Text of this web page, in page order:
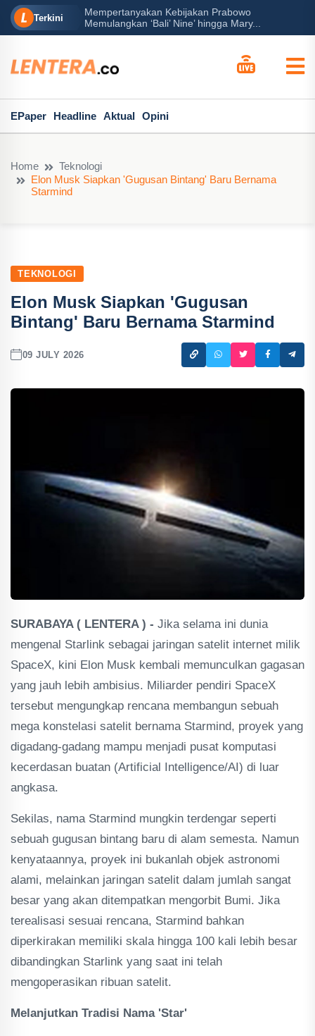
Terkini
Mempertanyakan Kebijakan Prabowo
Memulangkan ‘Bali’ Nine’ hingga Mary...
EPaper Headline Aktual Opini
Home
Teknologi
Elon Musk Siapkan 'Gugusan Bintang' Baru Bernama
Starmind
TEKNOLOGI
Elon Musk Siapkan 'Gugusan
Bintang' Baru Bernama Starmind
09 JULY 2026
SURABAYA ( LENTERA ) - Jika selama ini dunia
mengenal Starlink sebagai jaringan satelit internet milik
SpaceX, kini Elon Musk kembali memunculkan gagasan
yang jauh lebih ambisius. Miliarder pendiri SpaceX
tersebut mengungkap rencana membangun sebuah
mega konstelasi satelit bernama Starmind, proyek yang
digadang-gadang mampu menjadi pusat komputasi
kecerdasan buatan (Artificial Intelligence/AI) di luar
angkasa.
Sekilas, nama Starmind mungkin terdengar seperti
sebuah gugusan bintang baru di alam semesta. Namun
kenyataannya, proyek ini bukanlah objek astronomi
alami, melainkan jaringan satelit dalam jumlah sangat
besar yang akan ditempatkan mengorbit Bumi. Jika
terealisasi sesuai rencana, Starmind bahkan
diperkirakan memiliki skala hingga 100 kali lebih besar
dibandingkan Starlink yang saat ini telah
mengoperasikan ribuan satelit.
Melanjutkan Tradisi Nama 'Star'